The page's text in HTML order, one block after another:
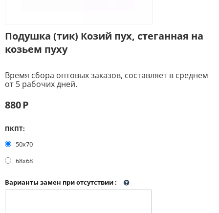
Подушка (тик) Козий пух, стеганная на
козьем пуху
Время сбора оптовых заказов, составляет в среднем
от 5 рабочих дней.
880Р
ПКПТ:
50х70
68х68
Варианты замен при отсутствии: